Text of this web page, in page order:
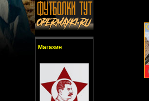
Магазин